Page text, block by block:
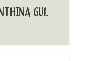
GUL